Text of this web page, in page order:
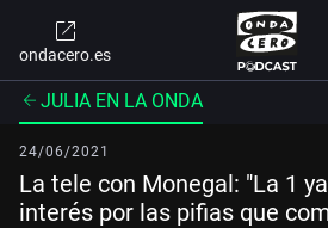
ondacero.es
JULIA EN LA ONDA
24/06/2021
La tele con Monegal: "La 1
interés por las pifias que